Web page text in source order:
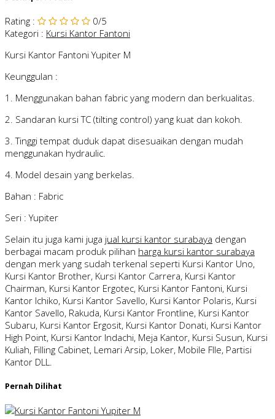
Rating : 0/5
Kategori : Kursi Kantor Fantoni
Kursi Kantor Fantoni Yupiter M
Keunggulan :
1. Menggunakan bahan fabric yang modern dan berkualitas.
2. Sandaran kursi TC (tilting control) yang kuat dan kokoh.
3. Tinggi tempat duduk dapat disesuaikan dengan mudah
menggunakan hydraulic.
4. Model desain yang berkelas.
Bahan : Fabric
Seri : Yupiter
Selain itu juga kami juga jual kursi kantor surabaya dengan
berbagai macam produk pilihan harga kursi kantor surabaya
dengan merk yang sudah terkenal seperti Kursi Kantor Uno,
Kursi Kantor Brother, Kursi Kantor Carrera, Kursi Kantor
Chairman, Kursi Kantor Ergotec, Kursi Kantor Fantoni, Kursi
Kantor Ichiko, Kursi Kantor Savello, Kursi Kantor Polaris, Kursi
Kantor Savello, Rakuda, Kursi Kantor Frontline, Kursi Kantor
Subaru, Kursi Kantor Ergosit, Kursi Kantor Donati, Kursi Kantor
High Point, Kursi Kantor Indachi, Meja Kantor, Kursi Susun, Kursi
Kuliah, Filling Cabinet, Lemari Arsip, Loker, Mobile FIle, Partisi
Kantor DLL.
Pernah Dilihat